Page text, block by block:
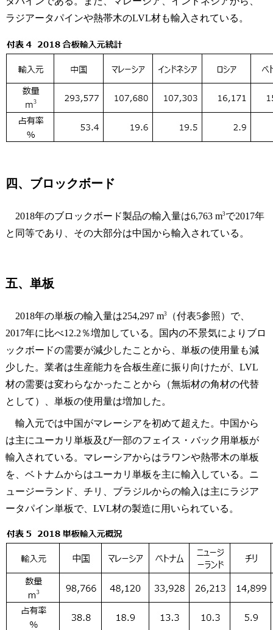
ラジアータパインや熱帯木のLVL材も輸入されている。
四、ブロックボード
2018年のブロックボード製品の輸入量は6,763 m3 で2017年
と同等であり、その大部分は中国から輸入されている。
五、単板
2018年の単板の輸入量は254,297 m3
（付表5参照）で、
2017年に比べ12.2％増加している。国内の不景気によりブロ
ックボードの需要が減少したことから、単板の使用量も減
少した。業者は生産能力を合板生産に振り向けたが、LVL
材の需要は変わらなかったことから（無垢材の角材の代替
として）、単板の使用量は増加した。
輸入元では中国がマレーシアを初めて超えた。中国から
は主にユーカリ単板及び一部のフェイス・バック用単板が
輸入されている。マレーシアからはラワンや熱帯木の単板
を、ベトナムからはユーカリ単板を主に輸入している。ニ
ュージーランド、チリ、ブラジルからの輸入は主にラジア
ータパイン単板で、LVL材の製造に用いられている。